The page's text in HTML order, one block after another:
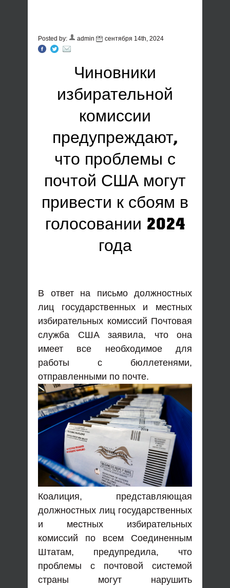
Posted by: admin сентября 14th, 2024
Чиновники
избирательной
комиссии
предупреждают,
что проблемы с
почтой США могут
привести к сбоям в
голосовании 2024
года
В ответ на письмо должностных
лиц государственных и местных
избирательных комиссий Почтовая
служба США заявила, что она
имеет все необходимое для
работы с бюллетенями,
отправленными по почте.
Коалиция, представляющая
должностных лиц государственных
и местных избирательных
комиссий по всем Соединенным
Штатам, предупредила, что
проблемы с почтовой системой
страны могут нарушить